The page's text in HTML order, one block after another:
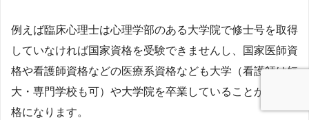
例えば臨床心理士は心理学部のある大学院で修士号を取得
していなければ国家資格を受験できませんし、国家医師資
格や看護師資格などの医療系資格なども大学（看護師は短
大・専門学校も可）や大学院を卒業していることが受験資
格になります。